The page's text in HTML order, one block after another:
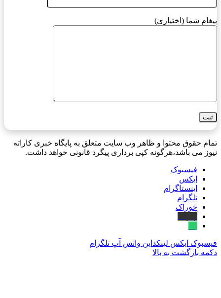
پیغام شما (اختیاری)
تمام حقوق محتوا و ظاهر وب سایت متعلق به پایگاه خبری کاراته
نیوز می باشد،هرگونه کپی برداری پیگرد قانونی خواهد داشت.
فیسبوک
ایکس
اینستاگرام
تلگرام
خوراک
فیسبوک ایکس لینکداین واتس آپ تلگرام
دکمه بازگشت به بالا